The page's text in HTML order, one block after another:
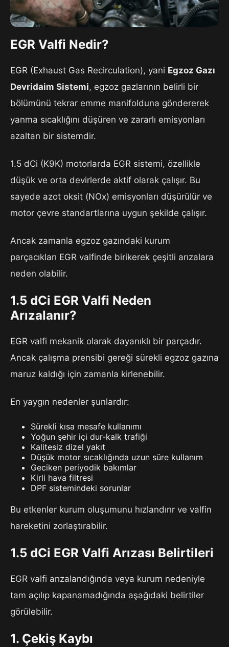
EGR Valfi Nedir?
EGR (Exhaust Gas Recirculation), yani Egzoz Gazı
Devridaim Sistemi, egzoz gazlarının belirli bir
bölümünü tekrar emme manifolduna göndererek
yanma sıcaklığını düşüren ve zararlı emisyonları
azaltan bir sistemdir.
1.5 dCi (K9K) motorlarda EGR sistemi, özellikle
düşük ve orta devirlerde aktif olarak çalışır. Bu
sayede azot oksit (NOx) emisyonları düşürülür ve
motor çevre standartlarına uygun şekilde çalışır.
Ancak zamanla egzoz gazındaki kurum
parçacıkları EGR valfinde birikerek çeşitli arızalara
neden olabilir.
1.5 dCi EGR Valfi Neden
Arızalanır?
EGR valfi mekanik olarak dayanıklı bir parçadır.
Ancak çalışma prensibi gereği sürekli egzoz gazına
maruz kaldığı için zamanla kirlenebilir.
En yaygın nedenler şunlardır:
Sürekli kısa mesafe kullanımı
Yoğun şehir içi dur-kalk trafiği
Kalitesiz dizel yakıt
Düşük motor sıcaklığında uzun süre kullanım
Geciken periyodik bakımlar
Kirli hava filtresi
DPF sistemindeki sorunlar
Bu etkenler kurum oluşumunu hızlandırır ve valfin
hareketini zorlaştırabilir.
1.5 dCi EGR Valfi Arızası Belirtileri
EGR valfi arızalandığında veya kurum nedeniyle
tam açılıp kapanamadığında aşağıdaki belirtiler
görülebilir.
1. Çekiş Kaybı